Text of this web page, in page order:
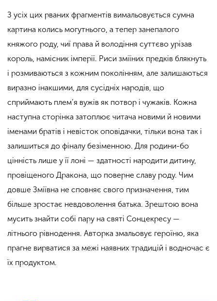
З усіх цих рваних фрагментів вимальовується сумна
картина колись могутнього, а тепер занепалого
княжого роду, чиї права й володіння суттєво урізав
король, намісник імперії. Риси зміїних предків блякнуть
і розмиваються з кожним поколінням, але залишаються
виразно інакшими, для сусідніх народів, що
сприймають плем’я вужів як потвор і чужаків. Кожна
наступна сторінка затоплює читача новими й новими
іменами братів і невісток оповідачки, тільки вона так і
залишиться до фіналу безіменною. Для родини-бо
цінність лише у її лоні — здатності народити дитину,
провіщеного Дракона, що поверне славу роду. Чим
довше Зміївна не сповняє свого призначення, тим
більше зростає невдоволення батька. Зрештою вона
мусить знайти собі пару на святі Сонцекресу —
літнього рівнодення. Авторка змальовує героїню, яка
прагне вирватися за межі наявних традицій і водночас є
їх продуктом.